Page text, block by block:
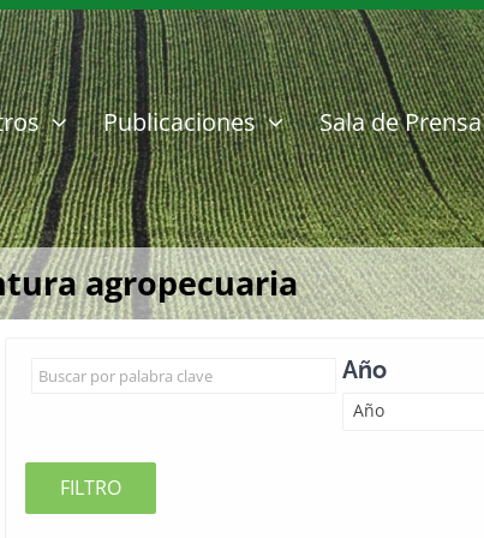
Publicaciones Sala de Prensa
agropecuaria
Año
Año
FILTRO